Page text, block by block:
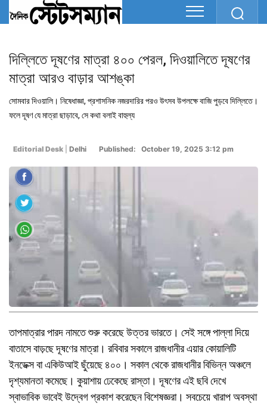
দিল্লিতে দূষণের মাত্রা ৪০০ পেরল, দিওয়ালিতে দূষণের
মাত্রা আরও বাড়ার আশঙ্কা
সোমবার দিওয়ালি। নিষেধাজ্ঞা, প্রশাসনিক নজরদারির পরও উৎসব উপলক্ষে বাজি পুড়বে দিল্লিতে।
ফলে দূষণ যে মাত্রা ছাড়াবে, সে কথা বলাই বাহুল্য
Editorial Desk Delhi Published: October 19, 2025 3:12 pm
তাপমাত্রার পারদ নামতে শুরু করেছে উত্তর ভারতে। সেই সঙ্গে পাল্লা দিয়ে
বাতাসে বাড়ছে দূষণের মাত্রা। রবিবার সকালে রাজধানীর এয়ার কোয়ালিটি
ইনডেক্স বা একিউআই ছুঁয়েছে ৪০০। সকাল থেকে রাজধানীর বিভিন্ন অঞ্চলে
দৃশ্যমানতা কমেছে। কুয়াশায় ঢেকেছে রাস্তা। দূষণের এই ছবি দেখে
স্বাভাবিক ভাবেই উদ্বেগ প্রকাশ করেছেন বিশেষজ্ঞরা। সবচেয়ে খারাপ অবস্থা